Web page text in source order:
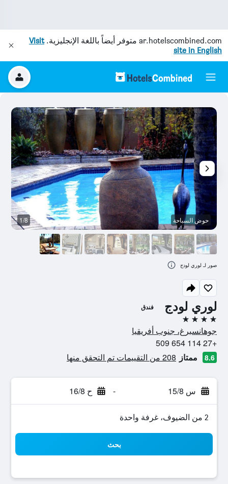
ar.hotelscombined.com متوفر أيضاً باللغة الإنجليزية.Visit
site in English
لوري لودج فندق
4 نجوم
جوهانسبرغ، جنوب أفريقيا
+27 114 654 509
8.6 ممتاز 208 من التقييمات تم التحقق منها
س 15/8 - ح 16/8
2 من الضيوف، غرفة واحدة
بحث
حوض السباحة 1/8
صور لـ لوري لودج